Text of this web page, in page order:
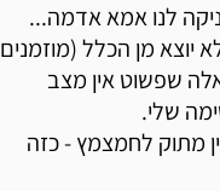
לנו אמא אדמה...
יוצא מן הכלל (מוזמנים
שפשוט אין מצב
שלי.
מתוק לחמצמץ - כזה